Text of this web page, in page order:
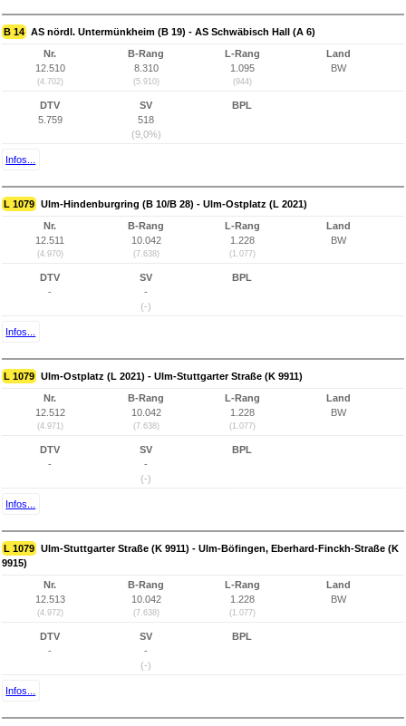
B 14 AS nördl. Untermünkheim (B 19) - AS Schwäbisch Hall (A 6)
Nr.
12.510
(4.702)
B-Rang
8.310
(5.910)
L-Rang
1.095
(944)
Land
BW
DTV
5.759
SV
518
(9,0%)
BPL
Infos...
L 1079 Ulm-Hindenburgring (B 10/B 28) - Ulm-Ostplatz (L 2021)
Nr.
12.511
(4.970)
B-Rang
10.042
(7.638)
L-Rang
1.228
(1.077)
Land
BW
DTV
-
SV
-
(-)
BPL
Infos...
L 1079 Ulm-Ostplatz (L 2021) - Ulm-Stuttgarter Straße (K 9911)
Nr.
12.512
(4.971)
B-Rang
10.042
(7.638)
L-Rang
1.228
(1.077)
Land
BW
DTV
-
SV
-
(-)
BPL
Infos...
L 1079 Ulm-Stuttgarter Straße (K 9911) - Ulm-Böfingen, Eberhard-Finckh-Straße (K
9915)
Nr.
12.513
(4.972)
B-Rang
10.042
(7.638)
L-Rang
1.228
(1.077)
Land
BW
DTV
-
SV
-
(-)
BPL
Infos...